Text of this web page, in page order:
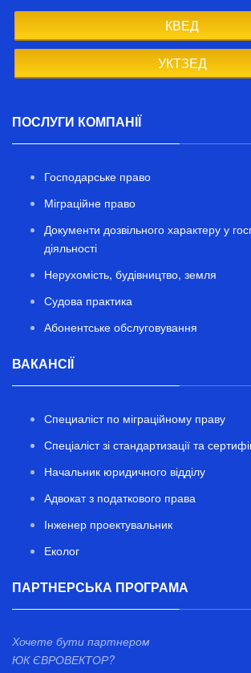
КВЕД
УКТЗЕД
ПОСЛУГИ КОМПАНІЇ
Господарське право
Міграційне право
Документи дозвільного характеру у
діяльності
Нерухомість, будівництво, земля
Судова практика
Абонентське обслуговування
ВАКАНСІЇ
Специаліст по міграційному праву
Спеціаліст зі стандартизації та
Начальник юридичного відділу
Адвокат з податкового права
Інженер проектувальник
Еколог
ПАРТНЕРСЬКА ПРОГРАМА
Хочете бути партнером
ЮК ЄВРОВЕКТОР?